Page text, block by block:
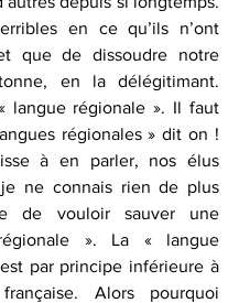
en ce qu’ils n’ont
que de dissoudre notre
en la délégitimant.
langue régionale ». Il faut
régionales » dit on !
à en parler, nos élus
je ne connais rien de plus
de vouloir sauver une
». La « langue
par principe inférieure à
Alors pourquoi